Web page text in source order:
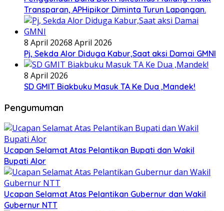
Transparan, APHipikor Diminta Turun Lapangan.
8 April 20268 April 2026
Pj, Sekda Alor Diduga Kabur,Saat aksi Damai GMNI
8 April 2026
SD GMIT Biakbuku Masuk TA Ke Dua ,Mandek!
Pengumuman
Ucapan Selamat Atas Pelantikan Bupati dan Wakil
Bupati Alor
Ucapan Selamat Atas Pelantikan Gubernur dan Wakil
Gubernur NTT